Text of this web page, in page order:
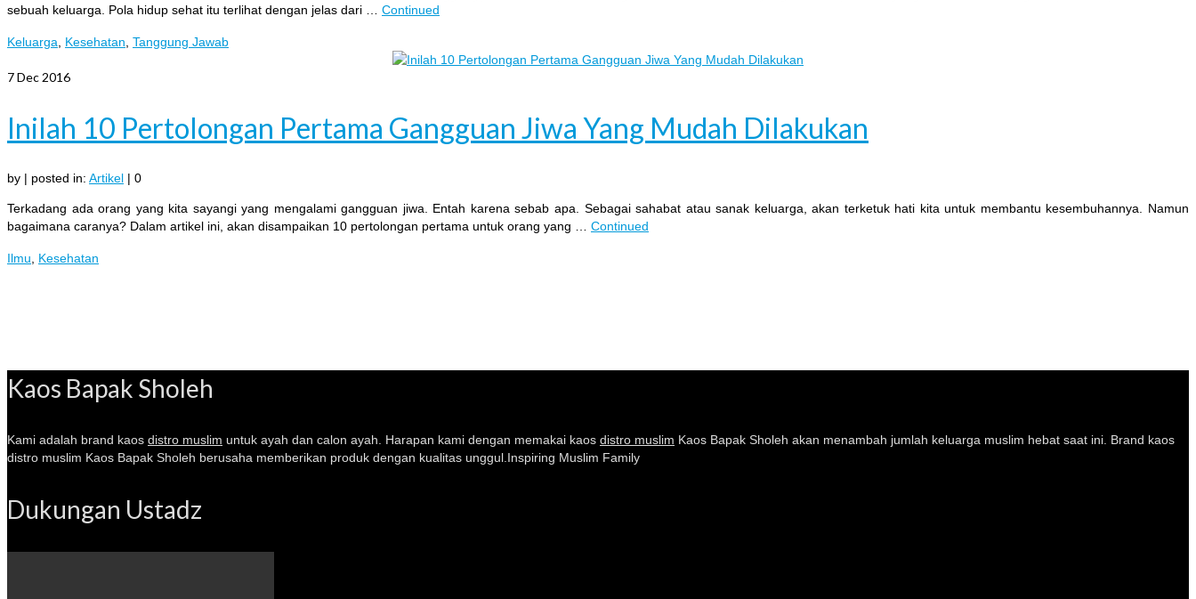
sebuah keluarga. Pola hidup sehat itu terlihat dengan jelas dari … Continued
Keluarga Kesehatan Tanggung Jawab
7Dec 2016
Inilah 10 Pertolongan Pertama Gangguan Jiwa Yang Mudah Dilakukan
by | posted in: Artikel | 0
Terkadang ada orang yang kita sayangi yang mengalami gangguan jiwa. Entah karena sebab apa. Sebagai sahabat atau sanak keluarga, akan terketuk hati kita untuk membantu kesembuhannya. Namun
bagaimana caranya? Dalam artikel ini, akan disampaikan 10 pertolongan pertama untuk orang yang … Continued
Ilmu Kesehatan
Kaos Bapak Sholeh
Kami adalah brand kaos distro muslim untuk ayah dan calon ayah. Harapan kami dengan memakai kaos distro muslim Kaos Bapak Sholeh akan menambah jumlah keluarga muslim hebat saat ini. Brand kaos
distro muslim Kaos Bapak Sholeh berusaha memberikan produk dengan kualitas unggul.Inspiring Muslim Family
Dukungan Ustadz